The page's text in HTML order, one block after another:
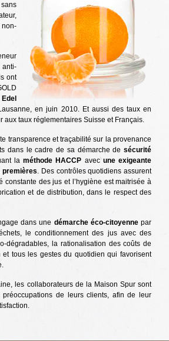
ont
Edel
en juin 2010. Et aussi des taux en
aux taux réglementaires Suisse et Français.
transparence et traçabilité sur la provenance
dans le cadre de sa démarche de sécurité
la méthode HACCP avec une exigeante
premières. Des contrôles quotidiens assurent
constante des jus et l’hygiène est maitrisée à
et de distribution, dans le respect des
dans une démarche éco-citoyennepar
le conditionnement des jus avec des
dégradables, la rationalisation des coûts de
tous les gestes du quotidien qui favorisent
les collaborateurs de la Maison Spur sont
préoccupations de leurs clients, afin de leur